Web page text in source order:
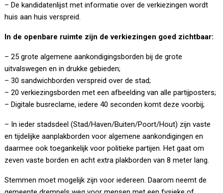
– De kandidatenlijst met informatie over de verkiezingen wordt
huis aan huis verspreid.
In de openbare ruimte zijn de verkiezingen goed zichtbaar:
– 25 grote algemene aankondigingsborden bij de grote
uitvalswegen en in drukke gebieden;
– 30 sandwichborden verspreid over de stad;
– 20 verkiezingsborden met een afbeelding van alle partijposters;
– Digitale busreclame, iedere 40 seconden komt deze voorbij;
– In ieder stadsdeel (Stad/Haven/Buiten/Poort/Hout) zijn vaste
en tijdelijke aanplakborden voor algemene aankondigingen en
daarmee ook toegankelijk voor politieke partijen. Het gaat om
zeven vaste borden en acht extra plakborden van 8 meter lang.
Stemmen moet mogelijk zijn voor iedereen. Daarom neemt de